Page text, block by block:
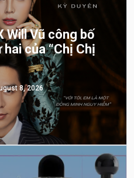
Will Vũ công bố
của “Chị Chị
8, 2026